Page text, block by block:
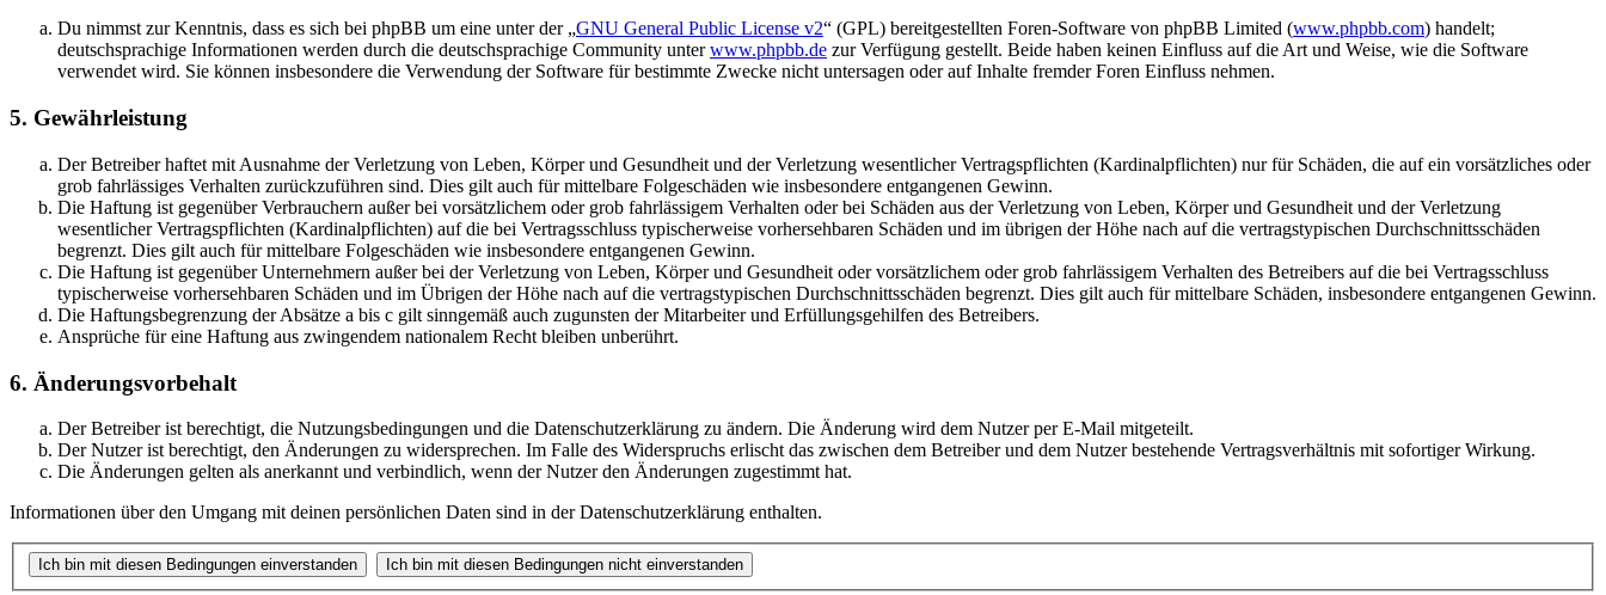
Du nimmst zur Kenntnis, dass es sich bei phpBB um eine unter der „GNU General Public License v2“ (GPL) bereitgestellten Foren-Software von phpBB Limited (www.phpbb.com) handelt;
deutschsprachige Informationen werden durch die deutschsprachige Community unterwww.phpbb.de zur Verfügung gestellt. Beide haben keinen Einfluss auf die Art und Weise, wie die Software
verwendet wird. Sie können insbesondere die Verwendung der Software für bestimmte Zwecke nicht untersagen oder auf Inhalte fremder Foren Einfluss nehmen.
5. Gewährleistung
Der Betreiber haftet mit Ausnahme der Verletzung von Leben, Körper und Gesundheit und der Verletzung wesentlicher Vertragspflichten (Kardinalpflichten) nur für Schäden, die auf ein vorsätzliches oder
grob fahrlässiges Verhalten zurückzuführen sind. Dies gilt auch für mittelbare Folgeschäden wie insbesondere entgangenen Gewinn.
Die Haftung ist gegenüber Verbrauchern außer bei vorsätzlichem oder grob fahrlässigem Verhalten oder bei Schäden aus der Verletzung von Leben, Körper und Gesundheit und der Verletzung
wesentlicher Vertragspflichten (Kardinalpflichten) auf die bei Vertragsschluss typischerweise vorhersehbaren Schäden und im übrigen der Höhe nach auf die vertragstypischen Durchschnittsschäden
begrenzt. Dies gilt auch für mittelbare Folgeschäden wie insbesondere entgangenen Gewinn.
Die Haftung ist gegenüber Unternehmern außer bei der Verletzung von Leben, Körper und Gesundheit oder vorsätzlichem oder grob fahrlässigem Verhalten des Betreibers auf die bei Vertragsschluss
typischerweise vorhersehbaren Schäden und im Übrigen der Höhe nach auf die vertragstypischen Durchschnittsschäden begrenzt. Dies gilt auch für mittelbare Schäden, insbesondere entgangenen Gewinn.
Die Haftungsbegrenzung der Absätze a bis c gilt sinngemäß auch zugunsten der Mitarbeiter und Erfüllungsgehilfen des Betreibers.
Ansprüche für eine Haftung aus zwingendem nationalem Recht bleiben unberührt.
6. Änderungsvorbehalt
Der Betreiber ist berechtigt, die Nutzungsbedingungen und die Datenschutzerklärung zu ändern. Die Änderung wird dem Nutzer per E-Mail mitgeteilt.
Der Nutzer ist berechtigt, den Änderungen zu widersprechen. Im Falle des Widerspruchs erlischt das zwischen dem Betreiber und dem Nutzer bestehende Vertragsverhältnis mit sofortiger Wirkung.
Die Änderungen gelten als anerkannt und verbindlich, wenn der Nutzer den Änderungen zugestimmt hat.
Informationen über den Umgang mit deinen persönlichen Daten sind in der Datenschutzerklärung enthalten.